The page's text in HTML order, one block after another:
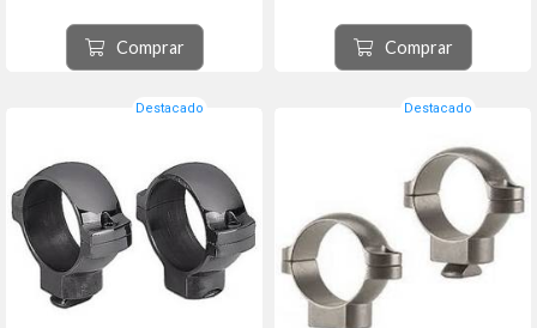
Comprar
láser, o similares, anillas, bases y
montajes de cualquier tipo: no
tienen cambio ni devolución. Son
oportunamente revisados y cont...
Comprar
Destacado Destacado